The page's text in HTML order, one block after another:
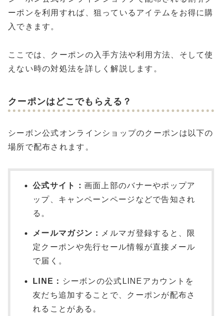
ーポンを利用すれば、狙っているアイテムをお得に購
入できます。
ここでは、クーポンの入手方法や利用方法、そして使
えない時の対処法を詳しく解説します。
クーポンはどこでもらえる？
シーボン公式オンラインショップのクーポンは以下の
場所で配布されます。
公式サイト： 画面上部のバナーやポップア
ップ、キャンペーンページなどで告知され
る。
メールマガジン：
メルマガ登録すると、限
定クーポンや先行セール情報が直接メール
で届く。
LINE： シーボンの公式LINEアカウントを
友だち追加することで、クーポンが配布さ
れることがある。